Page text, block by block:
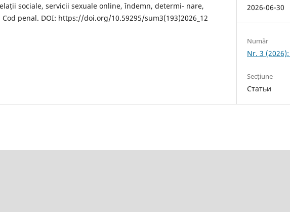
sociale, servicii sexuale online, îndemn, determi- nare,
penal. DOI: https://doi.org/10.59295/sum3(193)2026_12
2026-06-30
Număr
Nr. 3
Secțiune
Статьи